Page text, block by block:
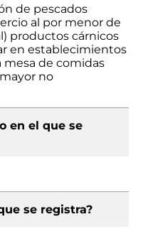
de pescados
al por menor de
productos cárnicos
en establecimientos
mesa de comidas
no
en el que se
se registra?